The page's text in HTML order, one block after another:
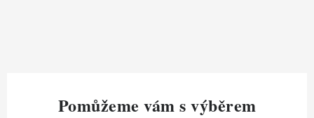
Pomůžeme vám s výběrem